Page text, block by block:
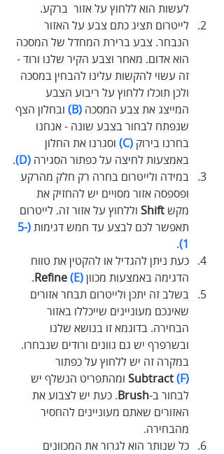
לעשות הוא ללחוץ על אזור  ברקע.
לייטרום תציג כתם צבע על האזור
הנבחר. צבע ברירת המחדל של המסכה
הוא אדום. מאחר וצבע הקיר שלנו ורוד -
זה עשוי להקשות עלינו להבחין במסכה
ולכן תוכלו ללחוץ על ריבוע הצבע
המייצג את צבע המסכה (B)
ובחלון הצף
שנפתח לבחור בצבע שונה - אנחנו
בחרנו בירוק (C)
וסגרנו את החלון
באמצעות לחיצה על כפתור הסגירה (D)
.
במידה ולייטרום בחרה רק חלק מהרקע
ופספסה אזור מסויים יש להחזיק את
מקש Shift וללחוץ על אזור זה. לייטרום
תאפשר לכם לבצע עד חמש דגימות (5-
1)
.
כעת ניתן להגדיל או להקטין את טווח
הדגימה באמצעות מכוון
Refine (E)
.
בשלב זה יתכן ולייטרום תבחר אזורים
שאינכם מעוניינים שייכללו באזור
הבחירה. בדוגמא זו בנושא שלנו
ובשרפרף יש גם גוונים ורודים שנבחרו.
במקרה זה יש ללחוץ על כפתור
Subtract (F)
ומהתפריט הנשלף יש
לבחור ב-Brush. כעת יש לצבוע את
האזורים שאתם מעוניינים להחסיר
מהבחירה.
כל שנותר הוא לגרור את המכוונים